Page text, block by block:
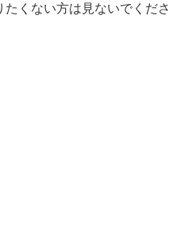
くない方は見ないでくださ